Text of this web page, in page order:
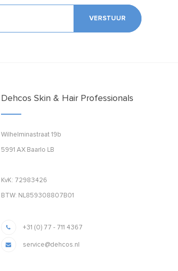
VERSTUUR
Dehcos Skin & Hair Professionals
Wilhelminastraat 19b
5991 AX Baarlo LB
KvK: 72983426
BTW: NL859308807B01
+31 (0) 77 - 711 4367
service@dehcos.nl